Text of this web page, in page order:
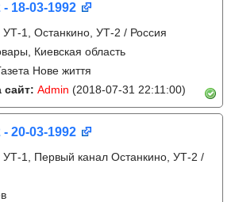
- 18-03-1992
УТ-1, Останкино, УТ-2 / Россия
Киевская область
Нове життя
сайт: Admin (2018-07-31 22:11:00)
- 20-03-1992
УТ-1, Первый канал Останкино, УТ-2 /